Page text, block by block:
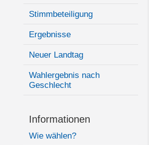
Stimmbeteiligung
Ergebnisse
Neuer Landtag
Wahlergebnis nach
Geschlecht
Informationen
Wie wählen?